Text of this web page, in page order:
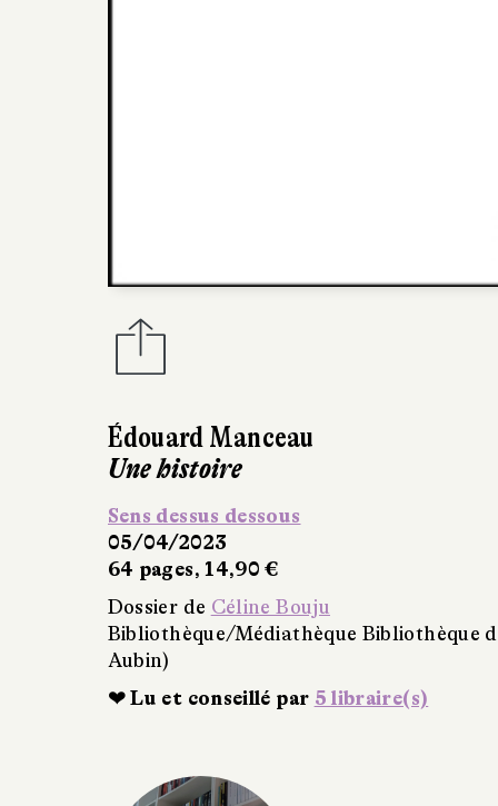
Édouard Manceau
Une histoire
Sens dessus dessous
05/04/2023
64 pages, 14,90 €
Dossier de Céline Bouju
Bibliothèque/Médiathèque Bibliothèque
Aubin)
❤ Lu et conseillé par 5 libraire(s)